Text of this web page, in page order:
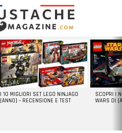
I 10 MIGLIORI SET LEGO NINJAGO
[ANNO] – RECENSIONE E TEST
SCOPRI I
WARS DI